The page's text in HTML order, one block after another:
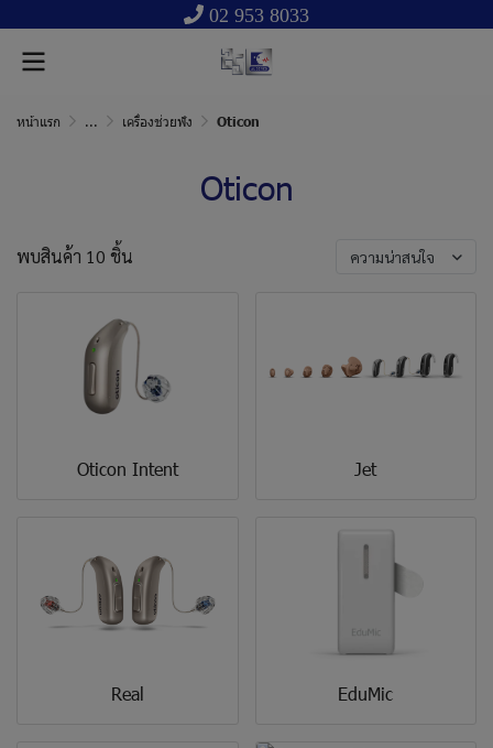
02 953 8033
หน้าแรก ... เครื่องช่วยฟัง Oticon
Oticon
พบสินค้า 10 ชิ้น ความน่าสนใจ
Oticon Intent Jet
Real EduMic